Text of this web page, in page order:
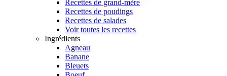
Recettes de grand-mère
Recettes de poudings
Recettes de salades
Voir toutes les recettes
Ingrédients
Agneau
Banane
Bleuets